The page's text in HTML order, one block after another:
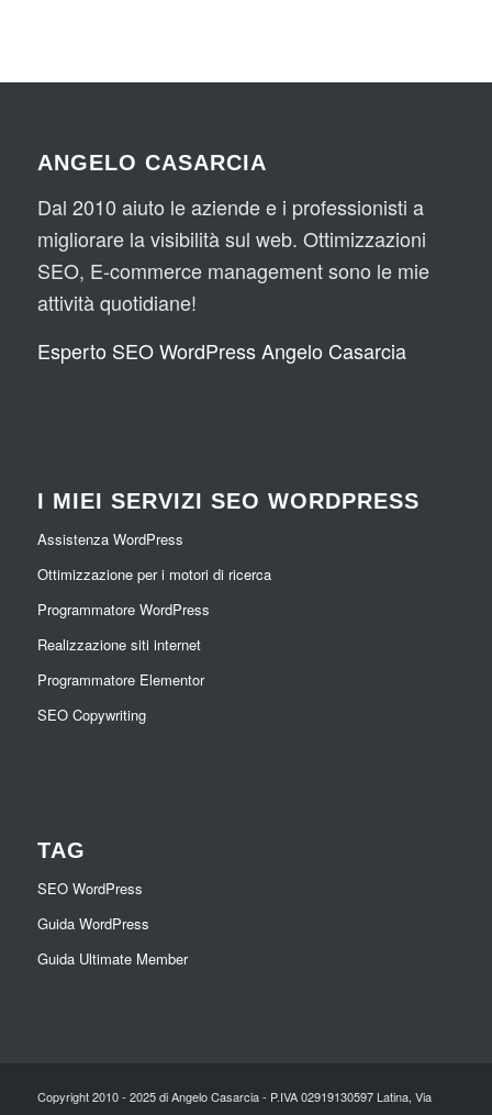
ANGELO CASARCIA
Dal 2010 aiuto le aziende e i professionisti a
migliorare la visibilità sul web. Ottimizzazioni
SEO, E-commerce management sono le mie
attività quotidiane!
Esperto SEO WordPress Angelo Casarcia
I MIEI SERVIZI SEO WORDPRESS
Assistenza WordPress
Ottimizzazione per i motori di ricerca
Programmatore WordPress
Realizzazione siti internet
Programmatore Elementor
SEO Copywriting
TAG
SEO WordPress
Guida WordPress
Guida Ultimate Member
Copyright 2010 - 2025 di Angelo Casarcia - P.IVA 02919130597 Latina, Via